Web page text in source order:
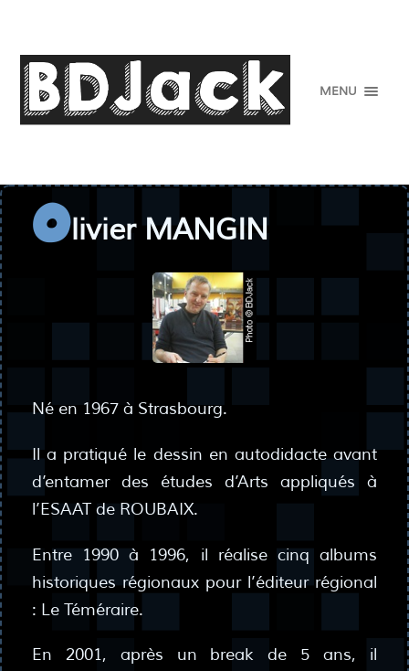
MENU
Olivier MANGIN
Né en 1967 à Strasbourg.
Il a pratiqué le dessin en autodidacte avant
d’entamer des études d’Arts appliqués à
l’ESAAT de ROUBAIX.
Entre 1990 à 1996, il réalise cinq albums
historiques régionaux pour l’éditeur régional
: Le Téméraire.
En 2001, après un break de 5 ans, il